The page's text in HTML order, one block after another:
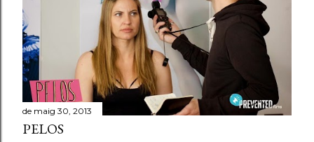
d
e
s
de maig 30, 2013
PELOS